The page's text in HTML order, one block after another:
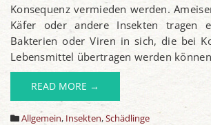
Konsequenz vermieden werden.
Käfer oder andere Insekten tragen
Bakterien oder Viren in sich, die bei
Lebensmittel übertragen werden
READ MORE →
Allgemein, Insekten,Schädlinge